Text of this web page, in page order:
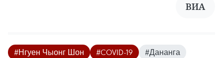
ВИА
#Нгуен Чыонг Шон #COVID-19
#Дананга